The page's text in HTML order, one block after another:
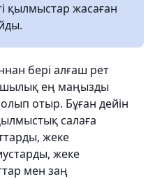
қылмыстар жасаған
бері алғаш рет
ең маңызды
отыр. Бұған дейін
салаға
жеке
жеке
мен заң